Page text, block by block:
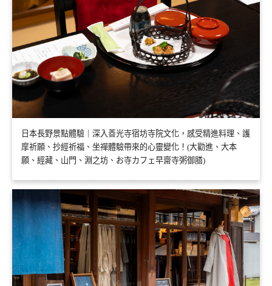
日本長野景點體驗｜深入善光寺宿坊寺院文化，感受精進料理、護
摩祈願、抄經祈福、坐禪體驗帶來的心靈變化！(大勸進、大本
願、經藏、山門、淵之坊、お寺カフェ早齋寺粥御膳)